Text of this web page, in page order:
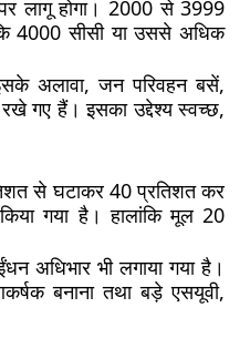
लागू होगा। 2000 से 3999
4000 सीसी या उससे अधिक
अलावा, जन परिवहन बसें,
गए हैं। इसका उद्देश्य स्वच्छ,
से घटाकर 40 प्रतिशत कर
गया है। हालांकि मूल 20
अधिभार भी लगाया गया है।
बनाना तथा बड़े एसयूवी,